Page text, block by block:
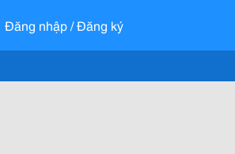
Đăng nhập / Đăng ký